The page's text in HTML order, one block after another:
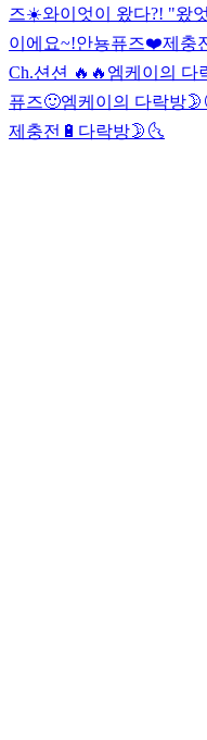
즈☀️와이엇이 왔다?! "왔
이에요~!안뇽퓨즈❤️제충
Ch.션션 🔥🔥 엠케이의 다
퓨즈🙂엠케이의 다락방
제충전🔋 다락방🌛🌜